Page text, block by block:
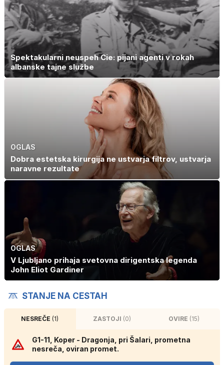
Spektakularni neuspeh Cie: pijani agenti v rokah
albanske tajne službe
OGLAS
Dobra estetska kirurgija ne ustvarja filtrov, ustvarja
naravne rezultate
OGLAS
V Ljubljano prihaja svetovna dirigentska legenda
John Eliot Gardiner
STANJE NA CESTAH
NESREČE(1) ZASTOJI (0) OVIRE (15)
G1-11, Koper - Dragonja, pri Šalari, prometna
nesreča, oviran promet.